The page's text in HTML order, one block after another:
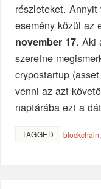
részleteket.
esemény közül az
november 17. Aki
szeretne
crypostartup
venni az azt
naptárába ezt a
TAGGED blockchain